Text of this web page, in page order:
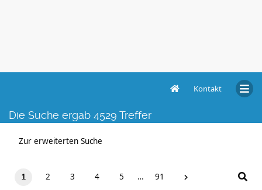
Kontakt
Die Suche ergab 4529 Treffer
Zur erweiterten Suche
1 2 3 4 5 … 91